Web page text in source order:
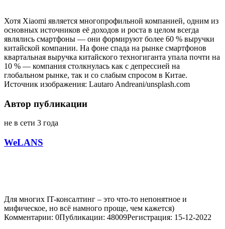
Хотя Xiaomi является многопрофильной компанией, одним из
основных источников её доходов и роста в целом всегда
являлись смартфоны — они формируют более 60 % выручки
китайской компании. На фоне спада на рынке смартфонов
квартальная выручка китайского техногиганта упала почти на
10 % — компания столкнулась как с депрессией на
глобальном рынке, так и со слабым спросом в Китае.
Источник изображения: Lautaro Andreani/unsplash.com
Автор публикации
не в сети 3 года
WeLANS
Для многих IT-консалтинг – это что-то непонятное и
мифическое, но всё намного проще, чем кажется)
Комментарии: 0Публикации: 48009Регистрация: 15-12-2022